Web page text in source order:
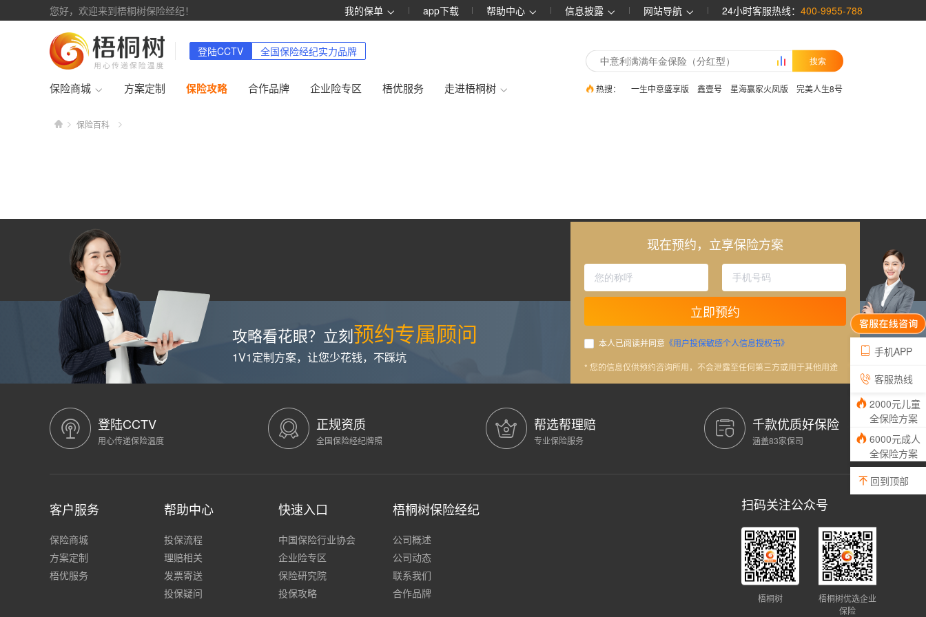
您好，欢迎来到梧桐树保险经纪！ 24小时客服热线： 400-9955-788
网站导航
信息披露
帮助中心
app下载
我的保单
登陆CCTV 全国保险经纪实力品牌
保险商城 方案定制 保险攻略 合作品牌 企业险专区 梧优服务 走进梧桐树
搜索
热搜： 一生中意盛享版 鑫壹号 星海赢家火凤版 完美人生8号
保险百科
攻略看花眼？立刻预约专属顾问
1V1定制方案，让您少花钱，不踩坑
现在预约，立享保险方案
立即预约
本人已阅读并同意 《用户投保敏感个人信息授权书》
* 您的信息仅供预约咨询所用，不会泄露至任何第三方或用于其他用途
手机APP
客服热线
2000元儿童
全保险方案
6000元成人
全保险方案
回到顶部
登陆CCTV
用心传递保险温度
正规资质
全国保险经纪牌照
帮选帮理赔
专业保险服务
千款优质好保险
涵盖83家保司
客户服务
保险商城
方案定制
梧优服务
帮助中心
投保流程
理赔相关
发票寄送
投保疑问
快速入口
中国保险行业协会
企业险专区
保险研究院
投保攻略
梧桐树保险经纪
公司概述
公司动态
联系我们
合作品牌
扫码关注公众号
梧桐树优选企业
保险
梧桐树